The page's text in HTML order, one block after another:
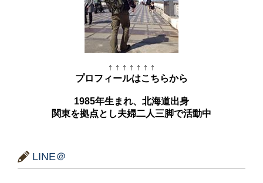
↑ ↑ ↑ ↑ ↑ ↑ ↑
プロフィールはこちらから
1985年生まれ、北海道出身
関東を拠点とし夫婦二人三脚で活動中
LINE＠